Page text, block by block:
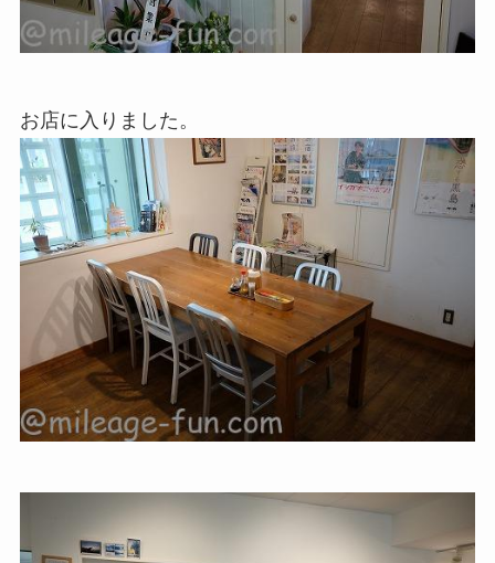
お店に入りました。